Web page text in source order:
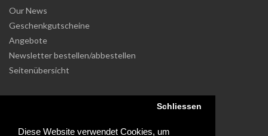
Diese Website verwendet Cookies, um
Schliessen
Our News
Geschenkgutscheine
Angebote
Newsletter bestellen/abbestellen
Seitenübersicht